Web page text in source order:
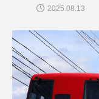
2025.08.13